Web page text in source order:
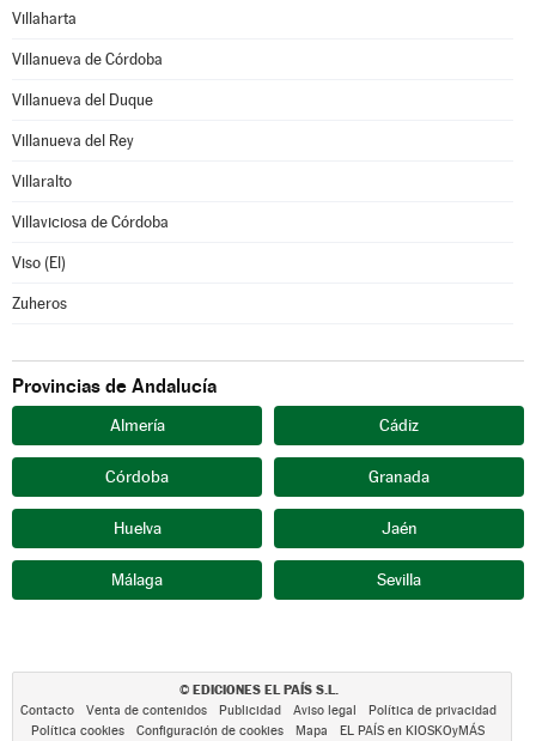
Villaharta
Villanueva de Córdoba
Villanueva del Duque
Villanueva del Rey
Villaralto
Villaviciosa de Córdoba
Viso (El)
Zuheros
Provincias de Andalucía
Almería Cádiz
Córdoba Granada
Huelva Jaén
Málaga Sevilla
© EDICIONES EL PAÍS S.L.
Contacto Venta de contenidos Publicidad Aviso legal
Política de privacidad
Política cookies
Configuración de cookies Mapa EL PAÍS en KIOSKOyMÁS